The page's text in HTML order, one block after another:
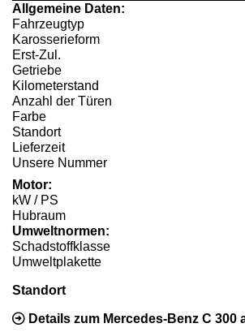
Allgemeine Daten:
Fahrzeugtyp
Karosserieform
Erst-Zul.
Getriebe
Kilometerstand
Anzahl der Türen
Farbe
Standort
Lieferzeit
Unsere Nummer
Motor:
kW / PS
Hubraum
Umweltnormen:
Schadstoffklasse
Umweltplakette
Standort
Details zum Mercedes-Benz C 300